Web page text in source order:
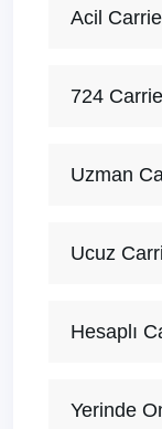
Acil
724
Uzman
Ucuz
Hesaplı
Yerinde